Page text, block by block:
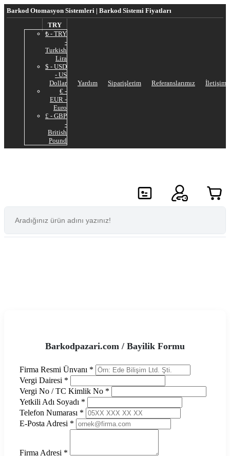
Barkod Otomasyon Sistemleri | Barkod Sistemi Fiyatları
TRY
₺ - TRY
-
Turkish
Lira
$ - USD
- US
Dollar
€ -
EUR -
Euro
£ - GBP
-
British
Pound
Yardım Siparişlerim Referanslarımız İletişim
Barkodpazari.com / Bayilik Formu
Firma Resmi Ünvanı *
Vergi Dairesi *
Vergi No / TC Kimlik No *
Yetkili Adı Soyadı *
Telefon Numarası *
E-Posta Adresi *
Firma Adresi *